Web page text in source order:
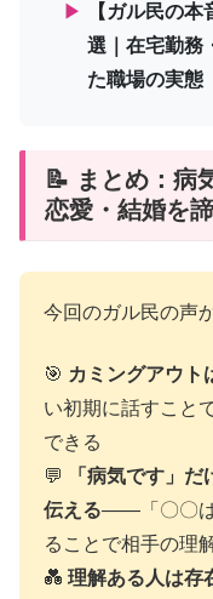
▶
【ガル民の
選｜在宅勤務
た職場の実態
📝 まとめ：病
恋愛・結婚を
今回のガル民の声
🎯 カミングアウト
い初期に話すこと
できる
💬
「病気です」
伝える——「〇〇は
ることで相手の理
💑 理解ある人は存